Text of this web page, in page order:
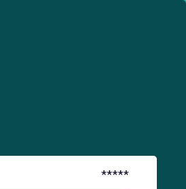
*****